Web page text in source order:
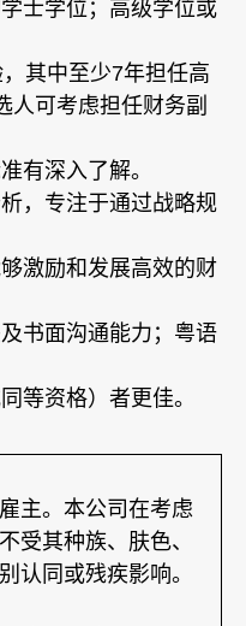
士学位；高级学位或
其中至少7年担任高
人可考虑担任财务副
有深入了解。
，专注于通过战略规
激励和发展高效的财
书面沟通能力；粤语
等资格）者更佳。
主。本公司在考虑
受其种族、肤色、
认同或残疾影响。